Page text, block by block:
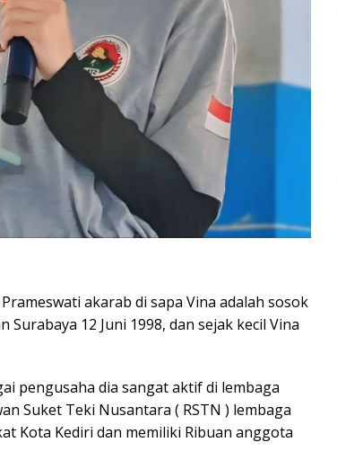
akarab di sapa Vina adalah sosok
12 Juni 1998, dan sejak kecil Vina
pengusaha dia sangat aktif di lembaga
Suket Teki Nusantara ( RSTN ) lembaga
Kota Kediri dan memiliki Ribuan anggota